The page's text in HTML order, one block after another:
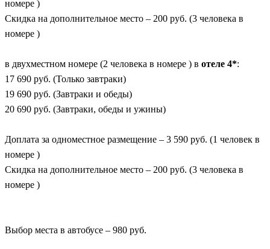
номере )
Скидка на дополнительное место – 200 руб. (3 человека в
номере )
в двухместном номере (2 человека в номере ) в отеле 4*:
17 690 руб. (Только завтраки)
19 690 руб. (Завтраки и обеды)
20 690 руб. (Завтраки, обеды и ужины)
Доплата за одноместное размещение – 3 590 руб. (1 человек в
номере )
Скидка на дополнительное место – 200 руб. (3 человека в
номере )
Выбор места в автобусе – 980 руб.